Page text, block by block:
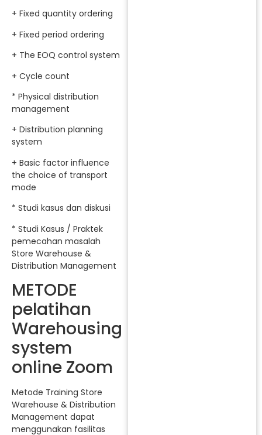
+ Fixed quantity ordering
+ Fixed period ordering
+ The EOQ control system
+ Cycle count
* Physical distribution
management
+ Distribution planning
system
+ Basic factor influence
the choice of transport
mode
* Studi kasus dan diskusi
* Studi Kasus / Praktek
pemecahan masalah
Store Warehouse &
Distribution Management
METODE
pelatihan
Warehousing
system
online Zoom
Metode Training Store
Warehouse & Distribution
Management dapat
menggunakan fasilitas